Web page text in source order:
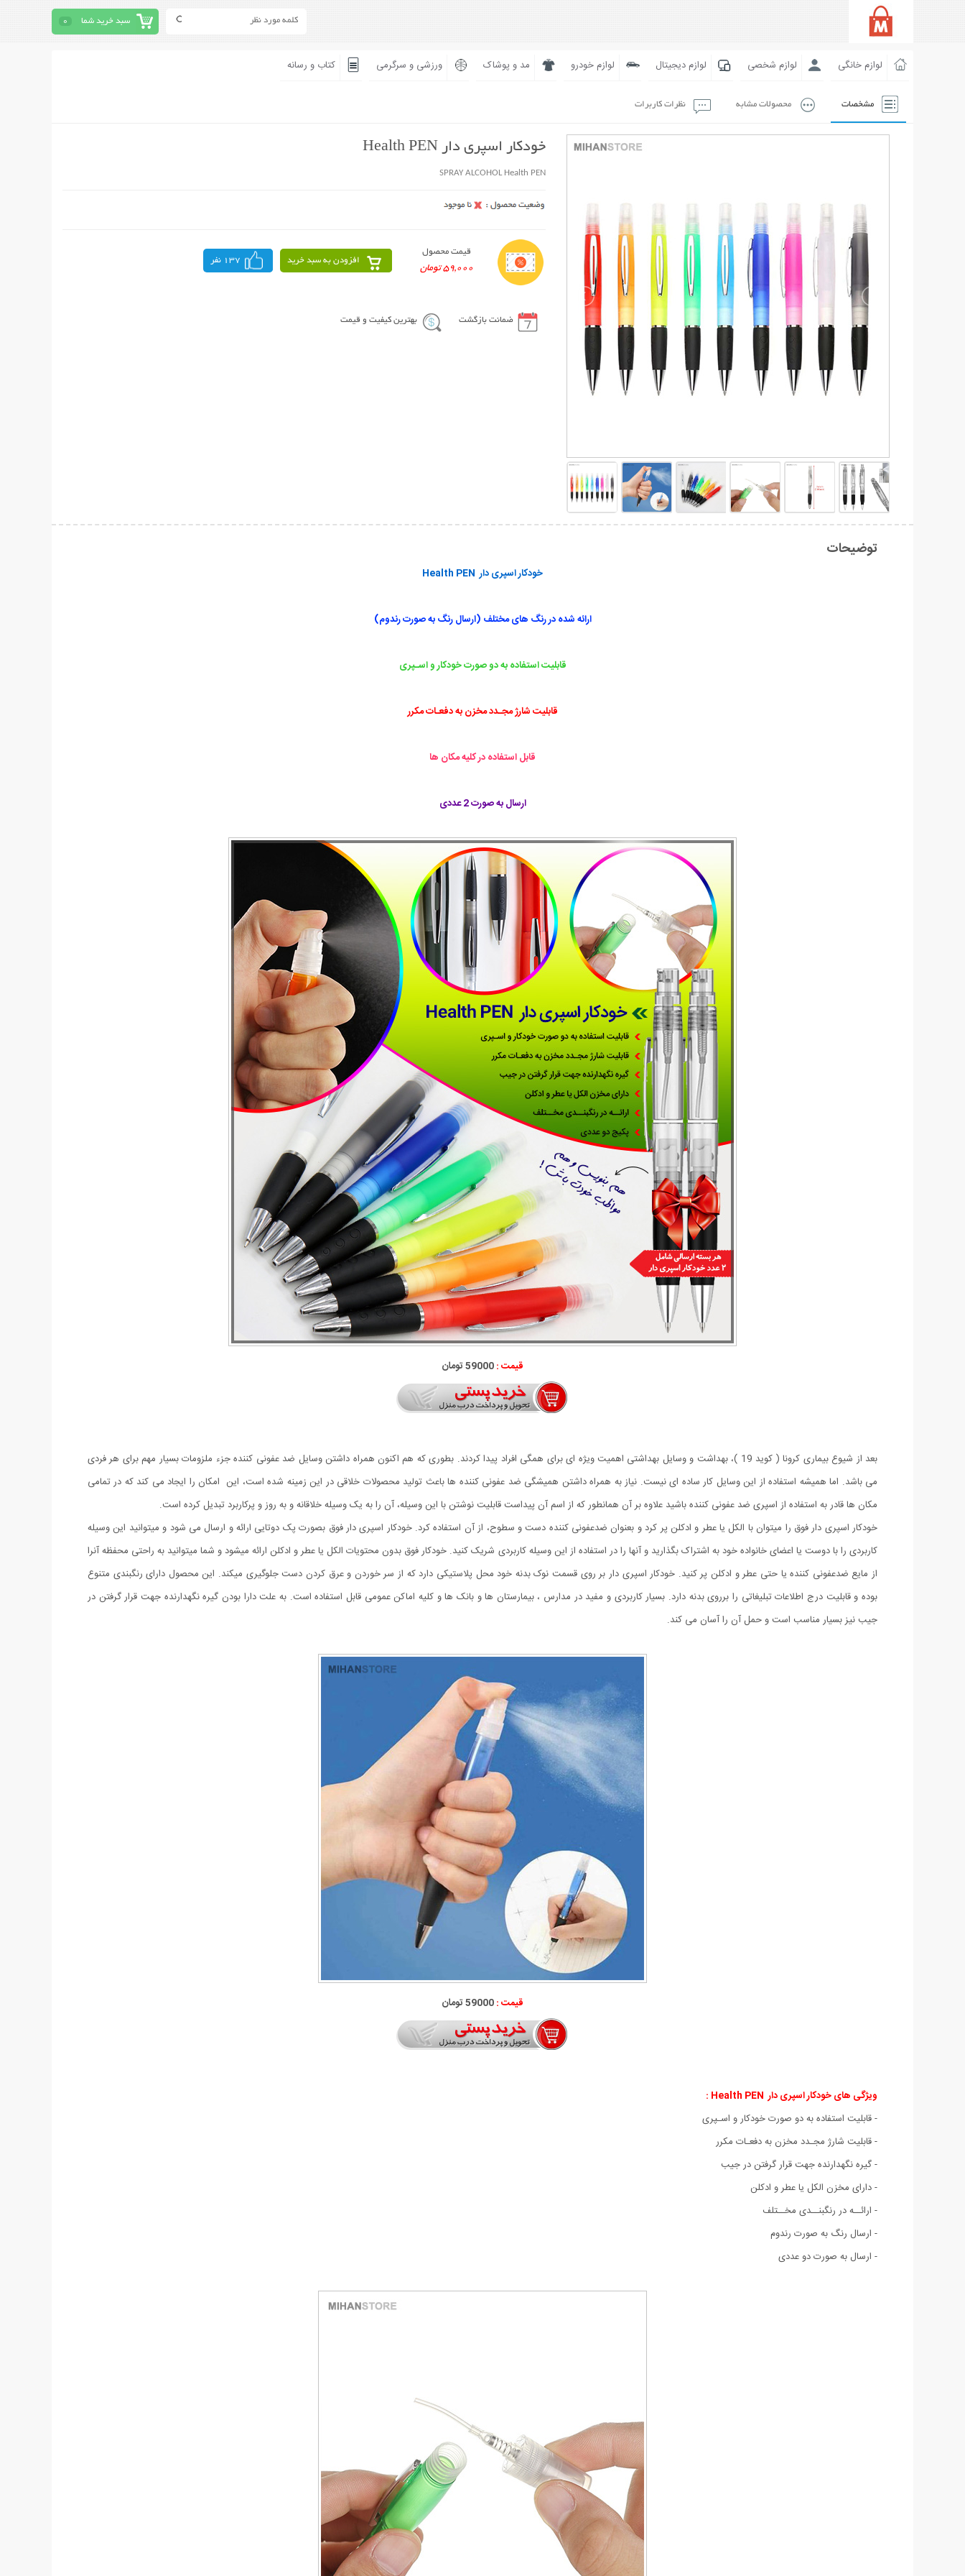
سبد خرید شما 0
لوازم خانگی لوازم شخصی لوازم دیجیتال لوازم خودرو مد و پوشاک ورزشی و سرگرمی کتاب و رسانه
مشخصات محصولات مشابه نظرات کاربرات
خودکار اسپری دار Health PEN
SPRAY ALCOHOL Health PEN
قیمت محصول
59,000 تومان
افزودن به سبد خرید 137 نفر
ضمانت بازگشت بهترین کیفیت و قیمت
توضیحات
خودکار اسپری دار Health PEN
ارائه شده در رنگ های مختلف (ارسال رنگ به صورت رندوم)
قابلیت استفاده به دو صورت خودکار و اسـپری
قابلیت شارژ مجـدد مخزن به دفعـات مکرر
قابل استفاده در کلیه مکان ها
ارسال به صورت 2 عددی
قیمت :59000 تومان
بعد از شیوع بیماری کرونا ( کوید 19 )، بهداشت و وسایل بهداشتی اهمیت ویژه ای برای همگی افراد پیدا کردند. بطوری که هم اکنون همراه داشتن وسایل ضد عفونی کننده جزء ملزومات بسیار مهم برای هر فردی
می باشد. اما همیشه استفاده از این وسایل کار ساده ای نیست. نیاز به همراه داشتن همیشگی ضد عفونی کننده ها باعث تولید محصولات خلاقی در این زمینه شده است، این امکان را ایجاد می کند که در تمامی
مکان ها قادر به استفاده از اسپری ضد عفونی کننده باشید علاوه بر آن همانطور که از اسم آن پیداست قابلیت نوشتن با این وسیله، آن را به یک وسیله خلاقانه و به روز و پرکاربرد تبدیل کرده است.
خودکار اسپری دار فوق را میتوان با الکل یا عطر و ادکلن پر کرد و بعنوان ضدعفونی کننده دست و سطوح، از آن استفاده کرد. خودکار اسپری دار فوق بصورت پک دوتایی ارائه و ارسال می شود و میتوانید این وسیله
کاربردی را با دوست یا اعضای خانواده خود به اشتراک بگذارید و آنها را در استفاده از این وسیله کاربردی شریک کنید. خودکار فوق بدون محتویات الکل یا عطر و ادکلن ارائه میشود و شما میتوانید به راحتی محفظه آنرا
از مایع ضدعفونی کننده یا حتی عطر و ادکلن پر کنید. خودکار اسپری دار بر روی قسمت نوک بدنه خود محل پلاستیکی دارد که از سر خوردن و عرق کردن دست جلوگیری میکند. این محصول دارای رنگبندی متنوع
بوده و قابلیت درج اطلاعات تبلیغاتی را برروی بدنه دارد. بسیار کاربردی و مفید در مدارس ، بیمارستان ها و بانک ها و کلیه اماکن عمومی قابل استفاده است. به علت دارا بودن گیره نگهدارنده جهت قرار گرفتن در
جیب نیز بسیار مناسب است و حمل آن را آسان می کند.
قیمت :59000 تومان
ویژگی های خودکار اسپری دار Health PEN :
- قابلیت استفاده به دو صورت خودکار و اسـپری
- قابلیت شارژ مجـدد مخزن به دفعـات مکرر
- گیره نگهدارنده جهت قرار گرفتن در جیب
- دارای مخزن الکل یا عطر و ادکلن
- ارائــه در رنگبنــدی مخــتلف
- ارسال رنگ به صورت رندوم
- ارسال به صورت دو عددی